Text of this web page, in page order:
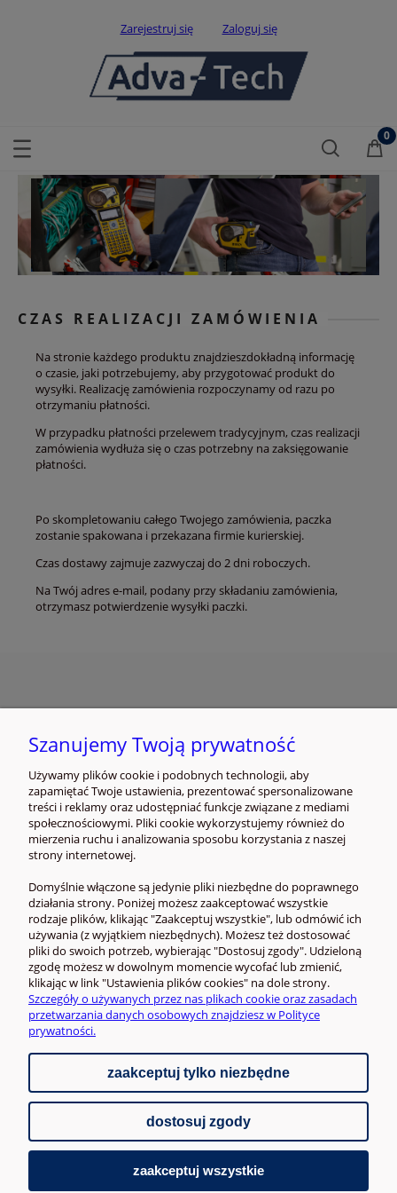
Zarejestruj się Zaloguj się
CZAS REALIZACJI ZAMÓWIENIA
Na stronie każdego produktu znajdzieszdokładną informację
o czasie, jaki potrzebujemy, aby przygotować produkt do
wysyłki. Realizację zamówienia rozpoczynamy od razu po
otrzymaniu płatności.
W przypadku płatności przelewem tradycyjnym, czas realizacji
zamówienia wydłuża się o czas potrzebny na zaksięgowanie
płatności.
Po skompletowaniu całego Twojego zamówienia, paczka
zostanie spakowana i przekazana firmie kurierskiej.
Czas dostawy zajmuje zazwyczaj do 2 dni roboczych.
Na Twój adres e-mail, podany przy składaniu zamówienia,
otrzymasz potwierdzenie wysyłki paczki.
POMOC
MOJE KONTO
pokaż pełną wersję strony
Sklep internetowy Shoper.pl
Szanujemy Twoją prywatność
Używamy plików cookie i podobnych technologii, aby
zapamiętać Twoje ustawienia, prezentować spersonalizowane
treści i reklamy oraz udostępniać funkcje związane z mediami
społecznościowymi. Pliki cookie wykorzystujemy również do
mierzenia ruchu i analizowania sposobu korzystania z naszej
strony internetowej.
Domyślnie włączone są jedynie pliki niezbędne do poprawnego
działania strony. Poniżej możesz zaakceptować wszystkie
rodzaje plików, klikając "Zaakceptuj wszystkie", lub odmówić ich
używania (z wyjątkiem niezbędnych). Możesz też dostosować
pliki do swoich potrzeb, wybierając "Dostosuj zgody". Udzieloną
zgodę możesz w dowolnym momencie wycofać lub zmienić,
klikając w link "Ustawienia plików cookies" na dole strony.
Szczegóły o używanych przez nas plikach cookie oraz zasadach
przetwarzania danych osobowych znajdziesz w Polityce
prywatności.
zaakceptuj tylko niezbędne
dostosuj zgody
zaakceptuj wszystkie